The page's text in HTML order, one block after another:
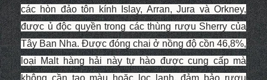
các hòn đảo tôn kính Islay, Arran, Jura và Orkney,
được ủ độc quyền trong các thùng rượu Sherry của
Tây Ban Nha. Được đóng chai ở nồng độ cồn 46,8%,
loại Malt hàng hải này tự hào được cung cấp mà
không cần tạo màu hoặc lọc lạnh, đảm bảo rượu